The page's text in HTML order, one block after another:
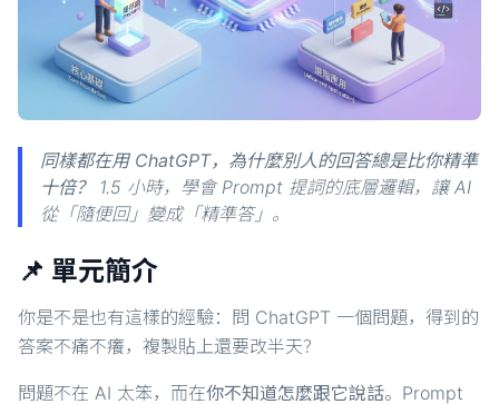
同樣都在用 ChatGPT，為什麼別人的回答總是比你精準
十倍？
1.5 小時，學會 Prompt 提詞的底層邏輯，讓 AI
從「隨便回」變成「精準答」。
📌 單元簡介
你是不是也有這樣的經驗：問 ChatGPT 一個問題，得到的
答案不痛不癢，複製貼上還要改半天？
問題不在 AI 太笨，而在你不知道怎麼跟它說話。Prompt